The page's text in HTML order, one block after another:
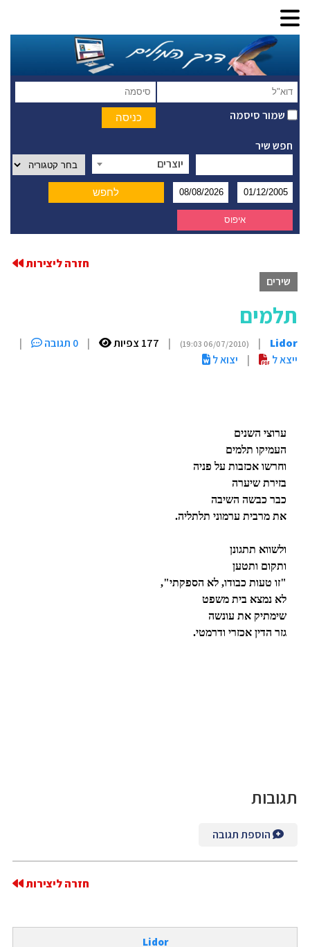
שמור סיסמה
חפש שיר
יוצרים
Lidor
חזרה ליצירות
שירים
תלמים
Lidor
|
(06/07/2010 19:03)
| 177 צפיות | 0 תגובה
|
ייצא ל
| יצוא ל
ערוצי השנים
העמיקו תלמים
וחרשו אכזבות על פניה
בזירת שיערה
כבר כבשה השיבה
את מרבית ערמוני תלתליה.
ולשווא תתגונן
ותקום ותטען
"זו טעות כבודו, לא הספקתי",
לא נמצא בית משפט
שימתיק את עונשה
גזר הדין אכזרי ודרמטי.
תגובות
הוספת תגובה
חזרה ליצירות